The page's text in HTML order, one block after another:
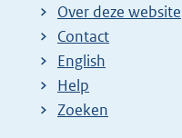
g
Over deze website
Contact
English
Help
Zoeken